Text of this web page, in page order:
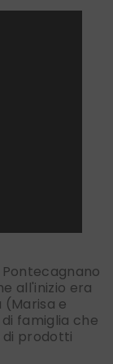
all'inizio era
(Marisa e
famiglia che
di prodotti